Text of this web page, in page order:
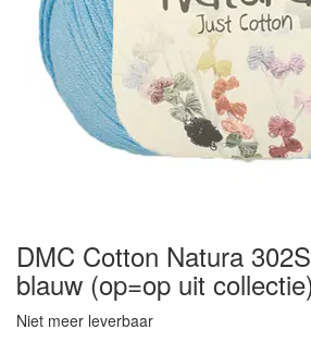
DMC Cotton Natura
blauw (op=op uit
Niet meer leverbaar